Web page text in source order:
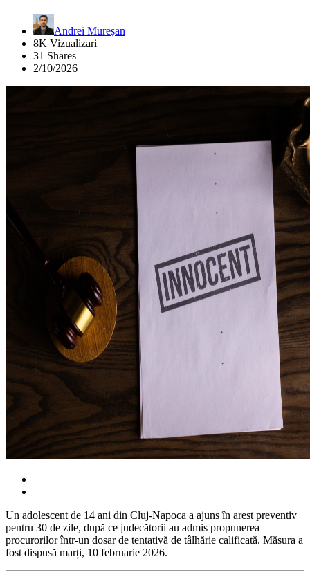
Andrei Mureșan
8K Vizualizari
31 Shares
2/10/2026
Un adolescent de 14 ani din Cluj-Napoca a ajuns în arest preventiv
pentru 30 de zile, după ce judecătorii au admis propunerea
procurorilor într-un dosar de tentativă de tâlhărie calificată. Măsura a
fost dispusă marți, 10 februarie 2026.